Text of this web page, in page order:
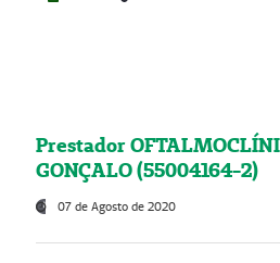
Prestador
GONÇALO (55004164-2)
07 de Agosto de 2020